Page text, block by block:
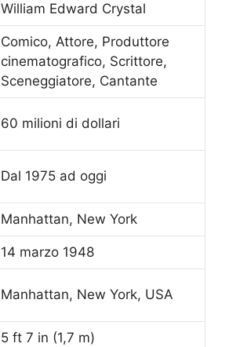
William Edward Crystal
Comico, Attore, Produttore
cinematografico, Scrittore,
Sceneggiatore, Cantante
60 milioni di dollari
Dal 1975 ad oggi
Manhattan, New York
14 marzo 1948
Manhattan, New York, USA
5 ft 7 in (1,7 m)